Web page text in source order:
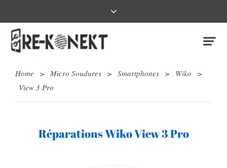
Home > Micro Soudures > Smartphones > Wiko
>
View 3 Pro
Réparations Wiko View 3 Pro